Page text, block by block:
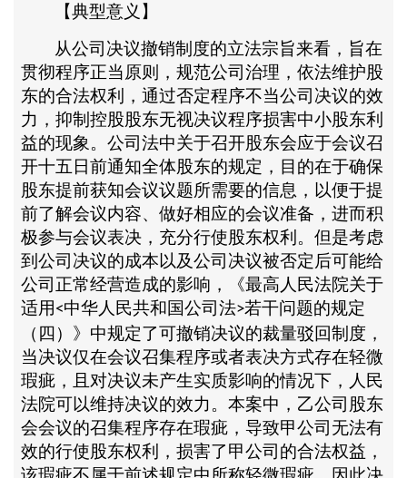
【典型意义】
从公司决议撤销制度的立法宗旨来看，旨在
贯彻程序正当原则，规范公司治理，依法维护股
东的合法权利，通过否定程序不当公司决议的效
力，抑制控股股东无视决议程序损害中小股东利
益的现象。公司法中关于召开股东会应于会议召
开十五日前通知全体股东的规定，目的在于确保
股东提前获知会议议题所需要的信息，以便于提
前了解会议内容、做好相应的会议准备，进而积
极参与会议表决，充分行使股东权利。但是考虑
到公司决议的成本以及公司决议被否定后可能给
公司正常经营造成的影响，《最高人民法院关于
适用<中华人民共和国公司法>若干问题的规定
（四）》中规定了可撤销决议的裁量驳回制度，
当决议仅在会议召集程序或者表决方式存在轻微
瑕疵，且对决议未产生实质影响的情况下，人民
法院可以维持决议的效力。本案中，乙公司股东
会会议的召集程序存在瑕疵，导致甲公司无法有
效的行使股东权利，损害了甲公司的合法权益，